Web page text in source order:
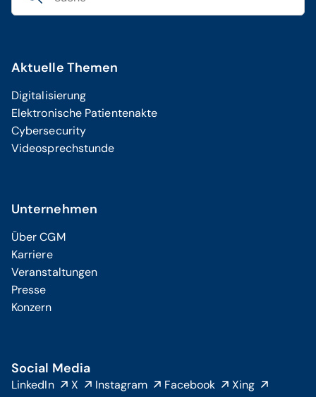
Aktuelle Themen
Digitalisierung
Elektronische Patientenakte
Cybersecurity
Videosprechstunde
Unternehmen
Über CGM
Karriere
Veranstaltungen
Presse
Konzern
Social Media
LinkedIn X Instagram Facebook Xing